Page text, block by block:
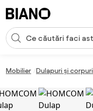
Introducerea căutării
Mobilier Dulapuri și